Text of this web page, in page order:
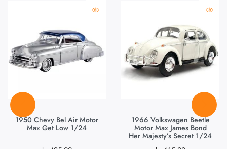
1950 Chevy Bel Air Motor
Max Get Low 1/24
1966 Volkswagen Beetle
Motor Max James Bond
Her Majesty’s Secret 1/24